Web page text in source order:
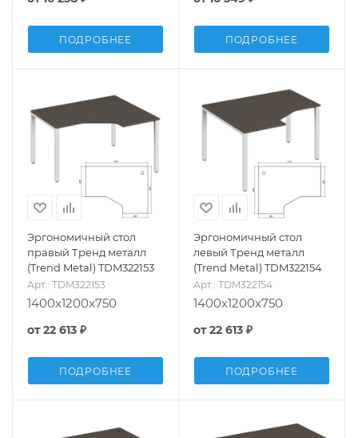
ПОДРОБНЕЕ ПОДРОБНЕЕ
Эргономичный стол
правый Тренд металл
(Trend Metal) TDM322153
Арт.: TDM322153
1400x1200x750
от22 613 ₽
ПОДРОБНЕЕ
Эргономичный стол
левый Тренд металл
(Trend Metal) TDM322154
Арт.: TDM322154
1400x1200x750
от22 613 ₽
ПОДРОБНЕЕ